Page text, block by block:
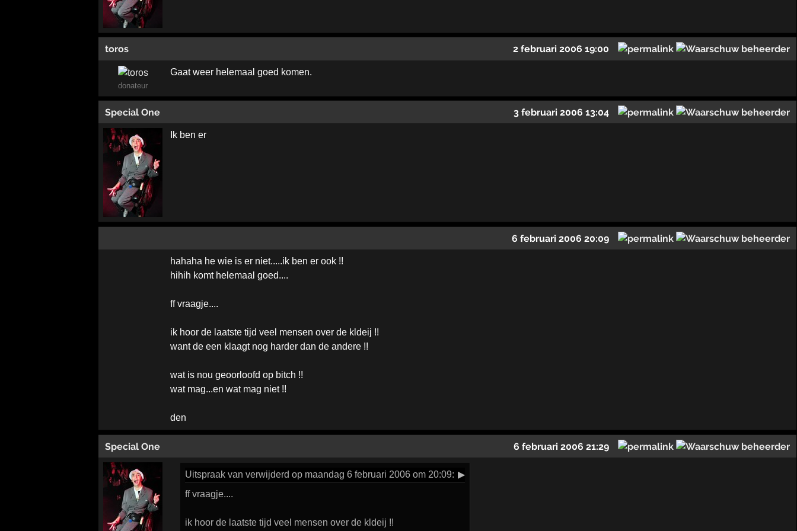
toros 2 februari 2006 19:00
donateur
Gaat weer helemaal goed komen.
Special One 3 februari 2006 13:04
Ik ben er
6 februari 2006 20:09
hahaha he wie is er niet.....ik ben er ook !!
hihih komt helemaal goed....
ff vraagje....
ik hoor de laatste tijd veel mensen over de kldeij !!
want de een klaagt nog harder dan de andere !!
wat is nou geoorloofd op bitch !!
wat mag...en wat mag niet !!
den
Special One 6 februari 2006 21:29
Uitspraakvan verwijderd op maandag 6 februari 2006 om 20:09: ▶
ff vraagje....
ik hoor de laatste tijd veel mensen over de kldeij !!